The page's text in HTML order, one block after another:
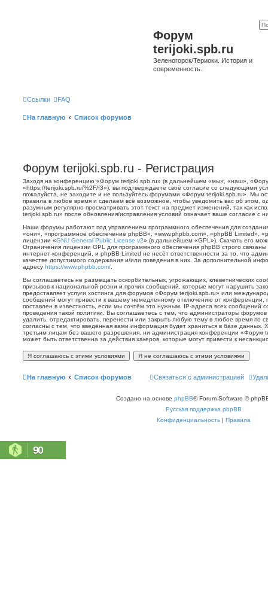
Форум
terijoki.spb.ru
Зеленогорск/Териоки. История и
современность.
Ссылки FAQ
На главную Список форумов
Форум terijoki.spb.ru - Регистрация
Заходя на конференцию «Форум terijoki.spb.ru» (в дальнейшем «мы», «наш»,
«https://terijoki.spb.ru/%2F/f3»), вы подтверждаете своё согласие со следующими
пожалуйста, не заходите и не пользуйтесь форумами «Форум terijoki.spb.ru». Мы
правила в любое время и сделаем всё возможное, чтобы уведомить вас об этом,
разумным регулярно просматривать этот текст на предмет изменений, так как
terijoki.spb.ru» после обновления/исправления условий означает ваше согласие с
Наши форумы работают под управлением программного обеспечения для
«они», «программное обеспечение phpBB», «www.phpbb.com», «phpBB Limited»,
лицензии «GNU General Public License v2» (в дальнейшем «GPL»). Скачать его
Ограничения лицензии GPL для программного обеспечения phpBB строго
интернет-конференций, и phpBB Limited не несёт ответственности за то, что
качестве допустимого содержания и/или поведения в них. За дополнительной
адресу https://www.phpbb.com/
Вы соглашаетесь не размещать оскорбительных, угрожающих, клеветнических
призывов к национальной розни и прочих сообщений, которые могут нарушить
предоставляет услуги хостинга для форумов «Форум terijoki.spb.ru» или
сообщений могут привести к вашему немедленному отключению от конференции,
поставлен в известность, если мы сочтём это нужным. IP-адреса всех сообщений
проведения такой политики. Вы соглашаетесь с тем, что администраторы
удалить, отредактировать, перенести или закрыть любую тему в любое время по
согласны с тем, что введённая вами информация будет храниться в базе данных.
третьим лицам без вашего разрешения, ни администрация конференции «Форум
может быть ответственна за действия хакеров, которые могут привести к
На главную Список форумов Связаться с администрацией
Создано на основе phpBB® Forum Software ©
Русская поддержка phpBB
Конфиденциальность | Правила
90